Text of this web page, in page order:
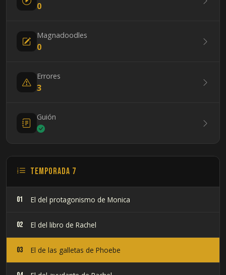
0
Magnadoodles
0
Errores
3
Guión
Temporada 7
01 El del protagonismo de Monica
02 El del libro de Rachel
03 El de las galletas de Phoebe